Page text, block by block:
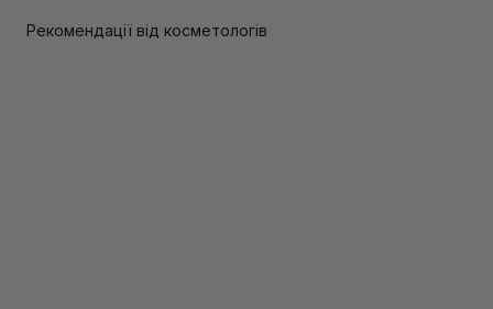
Рекомендації від косметологів